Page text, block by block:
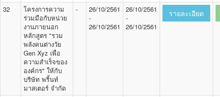
32
โครงการความ
ร่วมมือกับหน่วย
งานภายนอก
หลักสูตร "รวม
พลังคนต่างวัย
Gen Xyz เพื่อ
ความสำเร็จของ
องค์กร" ให้กับ
บริษัท พริ้นท์
มาสเตอร์ จำกัด
-
26/10/2561
-
26/10/2561
26/10/2561
-
26/10/2561
รายละเอียด